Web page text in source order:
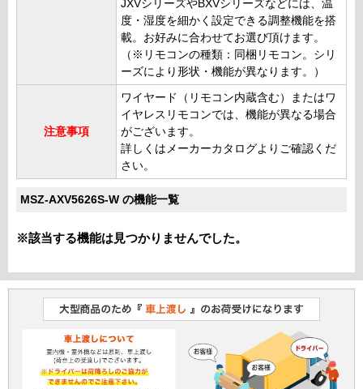
JXVシリーズやBXVシリーズなどには、温
度・湿度を細かく設定できる調整機能を搭
載。お好みに合わせてお選び頂けます。
（※リモコンの種類：同梱リモコン。シリ
ーズにより形状・機能が異なります。）
注意事項
ワイヤード（リモコン内蔵含む）またはワ
イヤレスリモコンでは、機能が異なる場合
がございます。
詳しくはメーカーカタログよりご確認くだ
さい。
MSZ-AXV5626S-W の機能一覧
※該当する機能は見つかりませんでした。